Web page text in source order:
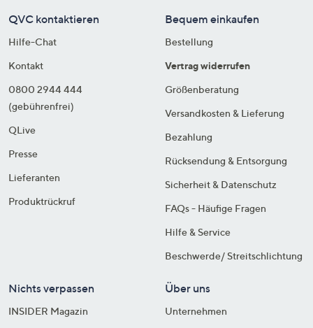
QVC kontaktieren
Hilfe-Chat
Kontakt
0800 2944 444
(gebührenfrei)
QLive
Presse
Lieferanten
Produktrückruf
Bequem einkaufen
Bestellung
Vertrag widerrufen
Größenberatung
Versandkosten & Lieferung
Bezahlung
Rücksendung & Entsorgung
Sicherheit & Datenschutz
FAQs - Häufige Fragen
Hilfe & Service
Beschwerde/ Streitschlichtung
Nichts verpassen
INSIDER Magazin
Über uns
Unternehmen